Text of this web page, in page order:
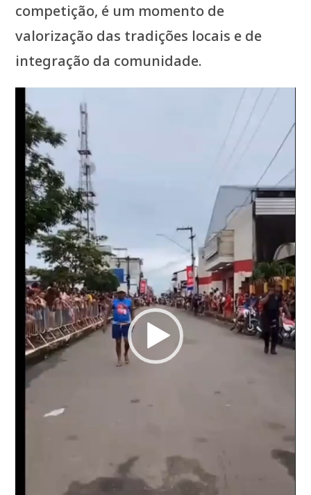
competição, é um momento de
valorização das tradições locais e de
integração da comunidade.
Tocador
de
vídeo